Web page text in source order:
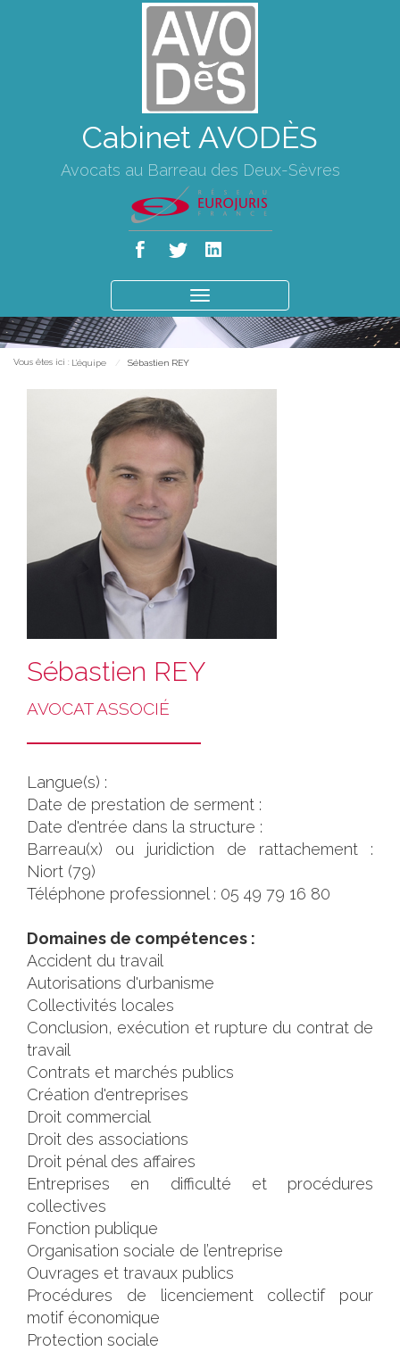
Cabinet AVODÈS
Avocats au Barreau des Deux-Sèvres
le
menu
Vous êtes ici : L'équipe Sébastien REY
Sébastien REY
AVOCAT ASSOCIÉ
Langue(s) :
Date de prestation de serment :
Date d'entrée dans la structure :
Barreau(x) ou juridiction de rattachement :
Niort (79)
Téléphone professionnel : 05 49 79 16 80
Domaines de compétences :
Accident du travail
Autorisations d'urbanisme
Collectivités locales
Conclusion, exécution et rupture du contrat de
travail
Contrats et marchés publics
Création d'entreprises
Droit commercial
Droit des associations
Droit pénal des affaires
Entreprises en difficulté et procédures
collectives
Fonction publique
Organisation sociale de l’entreprise
Ouvrages et travaux publics
Procédures de licenciement collectif pour
motif économique
Protection sociale